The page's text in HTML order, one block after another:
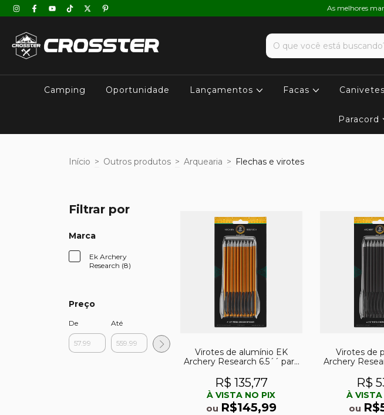
As melhores
Camping Oportunidade Lançamentos Facas Canivetes
Paracord
Início > Outros produtos > Arquearia > Flechas e virotes
Filtrar por
Marca
Ek Archery
Research (8)
Preço
De Até
Virotes de alumínio EK
Archery Research 6.5´´ para
R$ 135,77
À VISTA NO PIX
ou R$145,99
Virotes de
Archery
R$
À VISTA
ou